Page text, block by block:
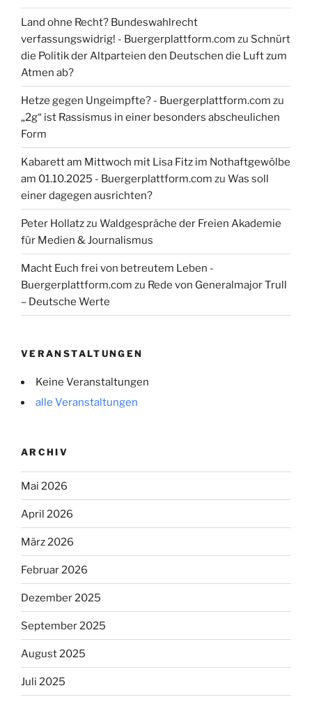
Land ohne Recht? Bundeswahlrecht
verfassungswidrig! - Buergerplattform.com zu Schnürt
die Politik der Altparteien den Deutschen die Luft zum
Atmen ab?
Hetze gegen Ungeimpfte? - Buergerplattform.com zu
„2g“ ist Rassismus in einer besonders abscheulichen
Form
Kabarett am Mittwoch mit Lisa Fitz im Nothaftgewölbe
am 01.10.2025 - Buergerplattform.com zu Was soll
einer dagegen ausrichten?
Peter Hollatzzu Waldgespräche der Freien Akademie
für Medien & Journalismus
Macht Euch frei von betreutem Leben -
Buergerplattform.com zu Rede von Generalmajor Trull
– Deutsche Werte
VERANSTALTUNGEN
Keine Veranstaltungen
alle Veranstaltungen
ARCHIV
Mai 2026
April 2026
März 2026
Februar 2026
Dezember 2025
September 2025
August 2025
Juli 2025